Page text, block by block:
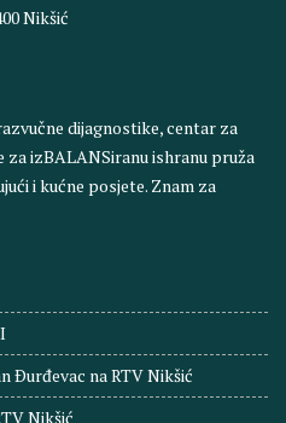
Nikšić
dijagnostike, centar za
izBALANSiranu ishranu pruža
i kućne posjete. Znam za
Ðurđevac na RTV Nikšić
Nikšić